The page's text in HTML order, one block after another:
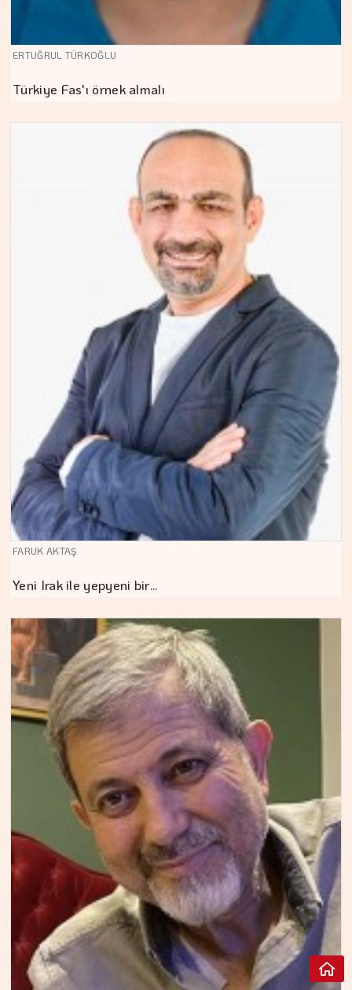
ERTUĞRUL TÜRKOĞLU
Türkiye Fas'ı örnek almalı
FARUK AKTAŞ
Yeni Irak ile yepyeni bir…